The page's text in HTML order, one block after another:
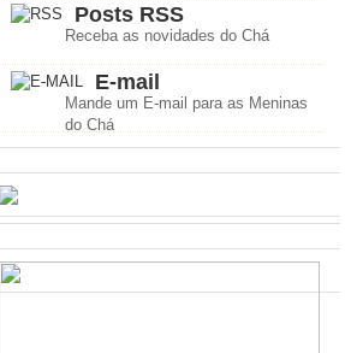
Posts RSS
Receba as novidades do Chá
E-mail
Mande um E-mail para as Meninas
do Chá